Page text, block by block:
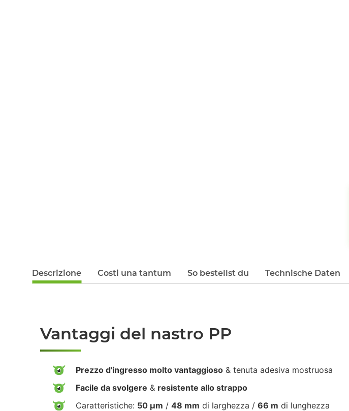
Descrizione Costi una tantum So bestellst du Technische Daten
Vantaggi del nastro PP
Prezzo d'ingresso molto vantaggioso & tenuta adesiva mostruosa
Facile da svolgere & resistente allo strappo
Caratteristiche: 50 µm / 48 mm di larghezza / 66 m di lunghezza